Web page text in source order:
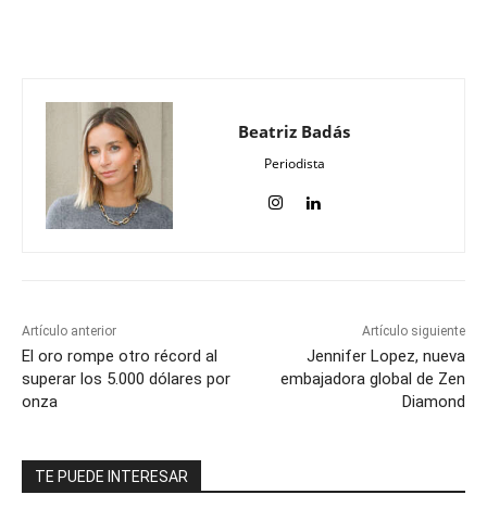
Beatriz Badás
Periodista
Artículo anterior
El oro rompe otro récord al
superar los 5.000 dólares por
onza
Artículo siguiente
Jennifer Lopez, nueva
embajadora global de Zen
Diamond
TE PUEDE INTERESAR